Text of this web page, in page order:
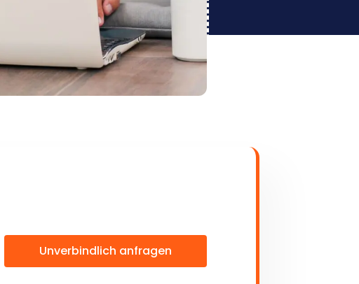
Unverbindlich anfragen